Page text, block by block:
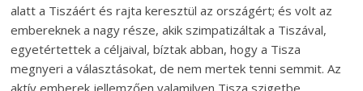
alatt a Tiszáért és rajta keresztül az országért; és volt az
embereknek a nagy része, akik szimpatizáltak a Tiszával,
egyetértettek a céljaival, bíztak abban, hogy a Tisza
megnyeri a választásokat, de nem mertek tenni semmit. Az
aktív emberek jellemzően valamilyen Tisza szigetbe